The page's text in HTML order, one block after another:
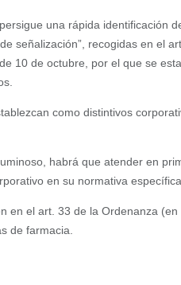
una rápida identificación
señalización”, recogidas en el
10 de octubre, por el que se
como distintivos
habrá que atender en
en su normativa
en el art. 33 de la Ordenanza (en
de farmacia.